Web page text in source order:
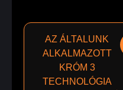
AZ ÁLTALUNK
ALKALMAZOTT
KRÓM 3
TECHNOLÓGIA